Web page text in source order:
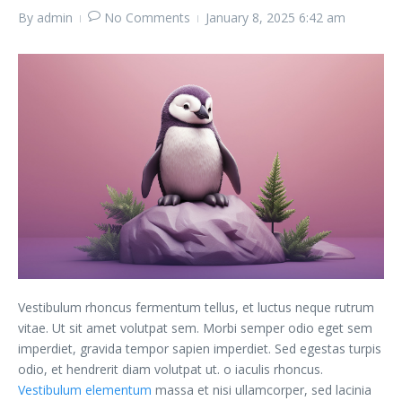
By admin No Comments January 8, 2025 6:42 am
Vestibulum rhoncus fermentum tellus, et luctus neque rutrum
vitae. Ut sit amet volutpat sem. Morbi semper odio eget sem
imperdiet, gravida tempor sapien imperdiet. Sed egestas turpis
odio, et hendrerit diam volutpat ut. o iaculis rhoncus.
Vestibulum elementum massa et nisi ullamcorper, sed lacinia